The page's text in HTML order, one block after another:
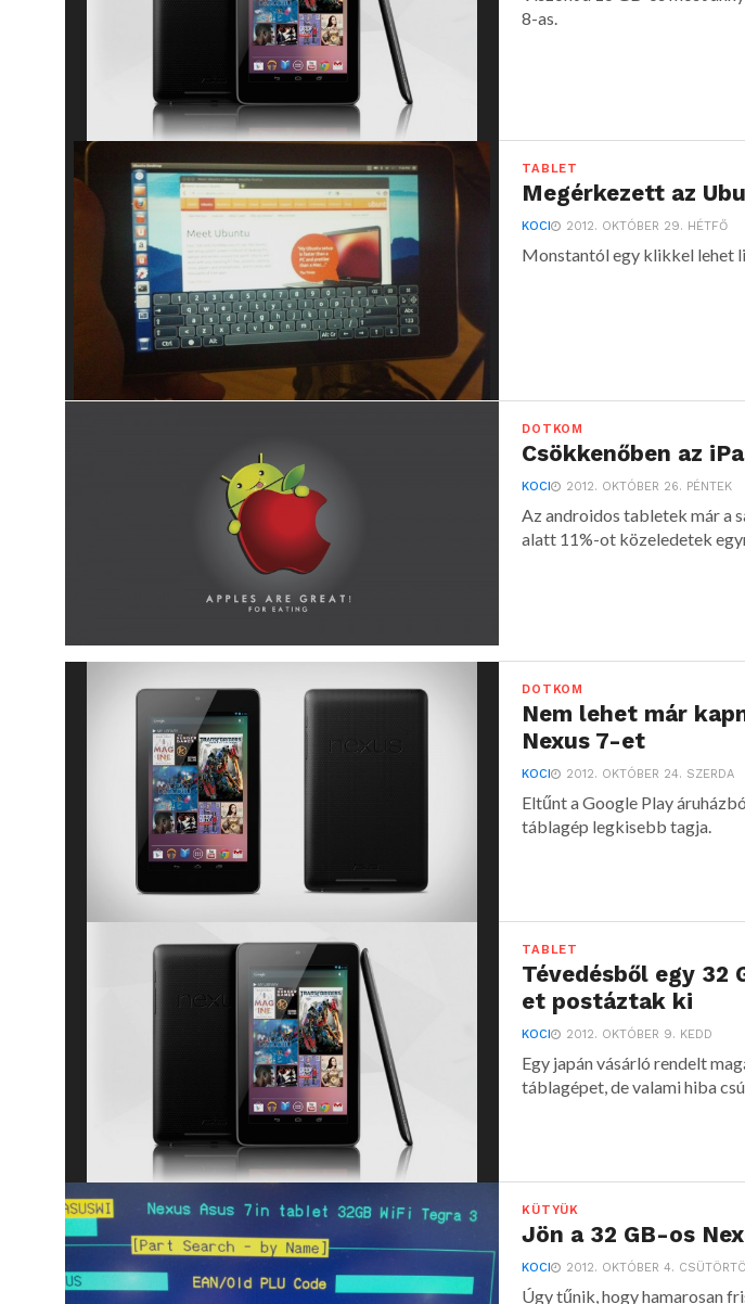
8-as.
TABLET
Megérkezett az
KOCI 2012. OKTÓBER 29. HÉTFŐ
Monstantól egy klikkel lehet
DOTKOM
Csökkenőben az
KOCI 2012. OKTÓBER 26. PÉNTEK
Az androidos tabletek már a
alatt 11%-ot közeledetek
DOTKOM
Nem lehet már
Nexus 7-et
KOCI 2012. OKTÓBER 24. SZERDA
Eltűnt a Google Play
táblagép legkisebb tagja.
TABLET
Tévedésből egy 32
et postáztak ki
KOCI 2012. OKTÓBER 9. KEDD
Egy japán vásárló rendelt
táblagépet, de valami hiba
KÜTYÜK
Jön a 32 GB-os
KOCI 2012. OKTÓBER 4.
Úgy tűnik, hogy hamarosan